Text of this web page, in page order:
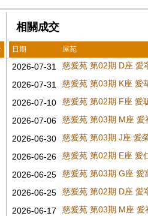
相關成交
日期 屋苑
2026-07-31 慈愛苑 第02期 D座 愛
2026-07-31
慈愛苑 第03期 K座 愛
2026-07-10
慈愛苑 第02期 F座 愛
2026-07-06
慈愛苑 第03期 M座 愛
2026-06-30
慈愛苑 第03期 J座 愛
2026-06-26
慈愛苑 第02期 E座 愛
2026-06-25
慈愛苑 第03期 G座 愛
2026-06-25
慈愛苑 第02期 D座 愛
2026-06-17
慈愛苑 第03期 M座 愛